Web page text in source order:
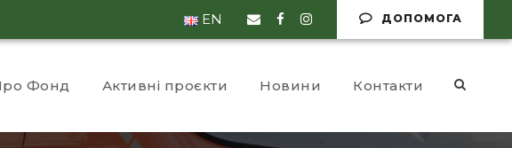
ДОПОМОГА
EN
Фонд Активні проєкти Новини Контакти